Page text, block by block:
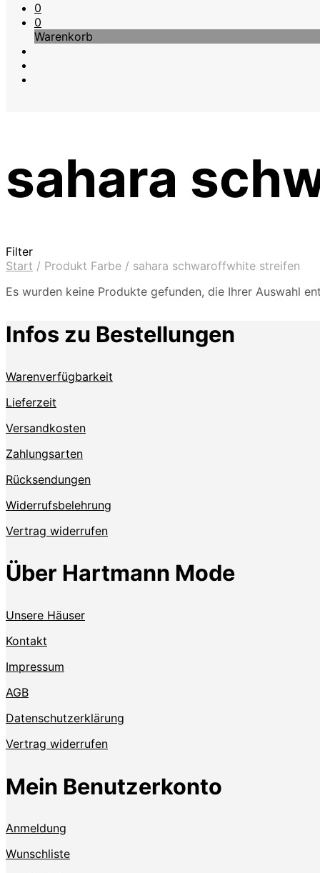
0
0
Warenkorb
sahara
Filter
Start / Produkt Farbe / sahara schwaroffwhite streifen
Es wurden keine Produkte gefunden, die Ihrer Auswahl
Infos zu Bestellungen
Warenverfügbarkeit
Lieferzeit
Versandkosten
Zahlungsarten
Rücksendungen
Widerrufsbelehrung
Vertrag widerrufen
Über Hartmann Mode
Unsere Häuser
Kontakt
Impressum
AGB
Datenschutzerklärung
Vertrag widerrufen
Mein Benutzerkonto
Anmeldung
Wunschliste